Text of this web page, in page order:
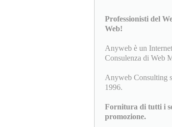
Professionisti del
Web!
Anyweb è un
Consulenza di Web
Anyweb Consulting
1996.
Fornitura di tutti i
promozione.